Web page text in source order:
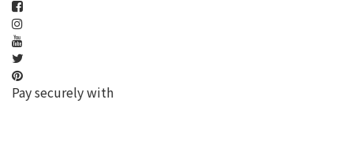
Pay securely with